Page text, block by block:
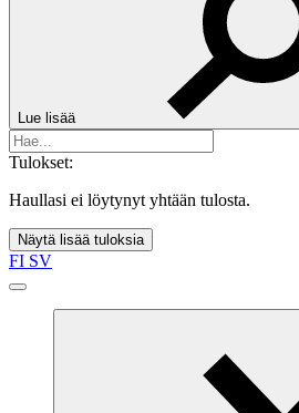
Lue lisää
Tulokset:
Haullasi ei löytynyt yhtään tulosta.
Näytä lisää tuloksia
FI SV